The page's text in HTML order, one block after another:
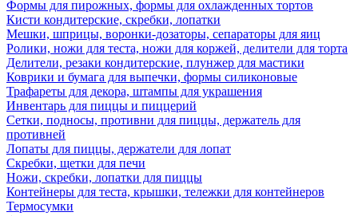
Формы для пирожных, формы для охлажденных тортов
Кисти кондитерские, скребки, лопатки
Мешки, шприцы, воронки-дозаторы, сепараторы для яиц
Ролики, ножи для теста, ножи для коржей, делители для торта
Делители, резаки кондитерские, плунжер для мастики
Коврики и бумага для выпечки, формы силиконовые
Трафареты для декора, штампы для украшения
Инвентарь для пиццы и пиццерий
Сетки, подносы, противни для пиццы, держатель для
противней
Лопаты для пиццы, держатели для лопат
Скребки, щетки для печи
Ножи, скребки, лопатки для пиццы
Контейнеры для теста, крышки, тележки для контейнеров
Термосумки